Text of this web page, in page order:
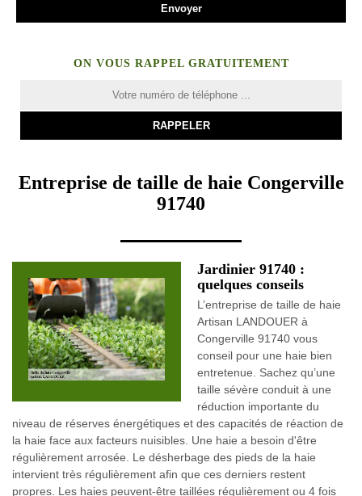
ON VOUS RAPPEL GRATUITEMENT
Entreprise de taille de haie Congerville
91740
Jardinier 91740 :
quelques conseils
L’entreprise de taille de haie
Artisan LANDOUER à
Congerville 91740 vous
conseil pour une haie bien
entretenue. Sachez qu’une
taille sévère conduit à une
réduction importante du
niveau de réserves énergétiques et des capacités de réaction de
la haie face aux facteurs nuisibles. Une haie a besoin d'être
régulièrement arrosée. Le désherbage des pieds de la haie
intervient très régulièrement afin que ces derniers restent
propres. Les haies peuvent-être taillées régulièrement ou 4 fois